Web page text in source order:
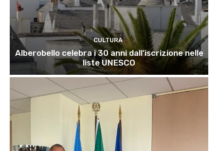
CULTURA
Alberobello celebra i 30 anni dall’iscrizione nelle
liste UNESCO